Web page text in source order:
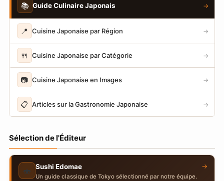
📚 Guide Culinaire Japonais →
📍 Cuisine Japonaise par Région →
🍴 Cuisine Japonaise par Catégorie →
📷 Cuisine Japonaise en Images →
📋 Articles sur la Gastronomie Japonaise →
Sélection de l'Éditeur
🍣 Sushi Edomae
Un guide classique de Tokyo sélectionné par notre équipe.
→